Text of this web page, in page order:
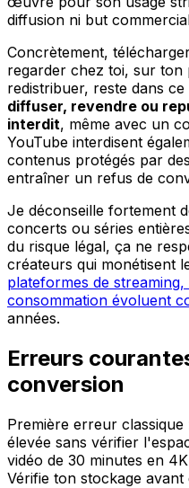
diffusion ni but
Concrètement,
regarder chez toi, sur
redistribuer, reste dans
diffuser, revendre ou
interdit, même avec un
YouTube interdisent
contenus protégés par
entraîner un refus de
Je déconseille fortement
concerts ou séries
du risque légal, ça ne
créateurs qui monétisent
plateformes de
consommation évoluent
années.
Erreurs
conversion
Première erreur
élevée sans vérifier
vidéo de 30 minutes en
Vérifie ton stockage avant